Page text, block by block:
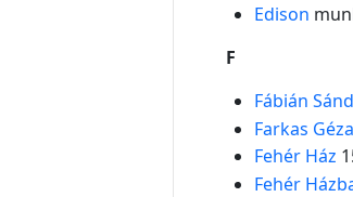
Edison
F
Fábián
Farkas Géza
Fehér Ház
Fehér